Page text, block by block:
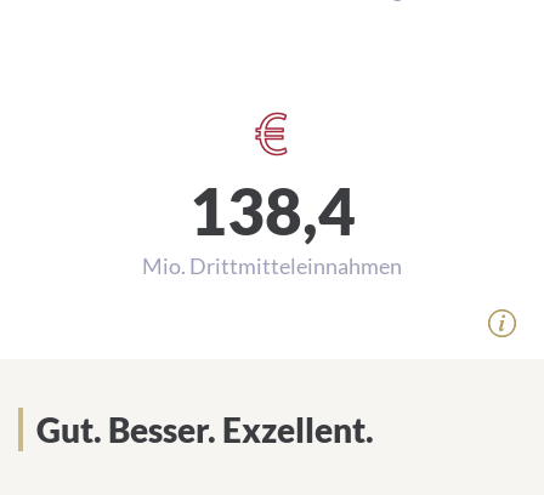
138,4
Mio. Drittmitteleinnahmen
Gut. Besser. Exzellent.